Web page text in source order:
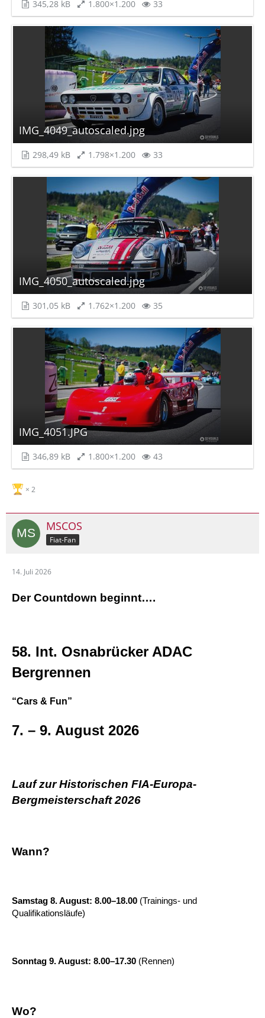
345,28 kB 1.800×1.200 33
IMG_4049_autoscaled.jpg
298,49 kB 1.798×1.200 33
IMG_4050_autoscaled.jpg
301,05 kB 1.762×1.200 35
IMG_4051.JPG
346,89 kB 1.800×1.200 43
2
MSCOS
Fiat-Fan
14. Juli 2026
Der Countdown beginnt….
58. Int. Osnabrücker ADAC
Bergrennen
“Cars & Fun”
7. – 9. August 2026
Lauf zur Historischen FIA-Europa-
Bergmeisterschaft 2026
Wann?
Samstag 8. August: 8.00–18.00 (Trainings- und
Qualifikationsläufe)
Sonntag 9. August: 8.00–17.30 (Rennen)
Wo?